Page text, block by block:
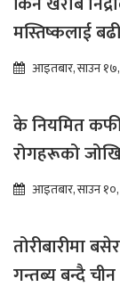
मस्तिष्कलाई
आइतबार, साउन
के नियमित
रोगहरूको
आइतबार, साउन
तोरीबारीमा
गन्तब्य बन्दै चीन